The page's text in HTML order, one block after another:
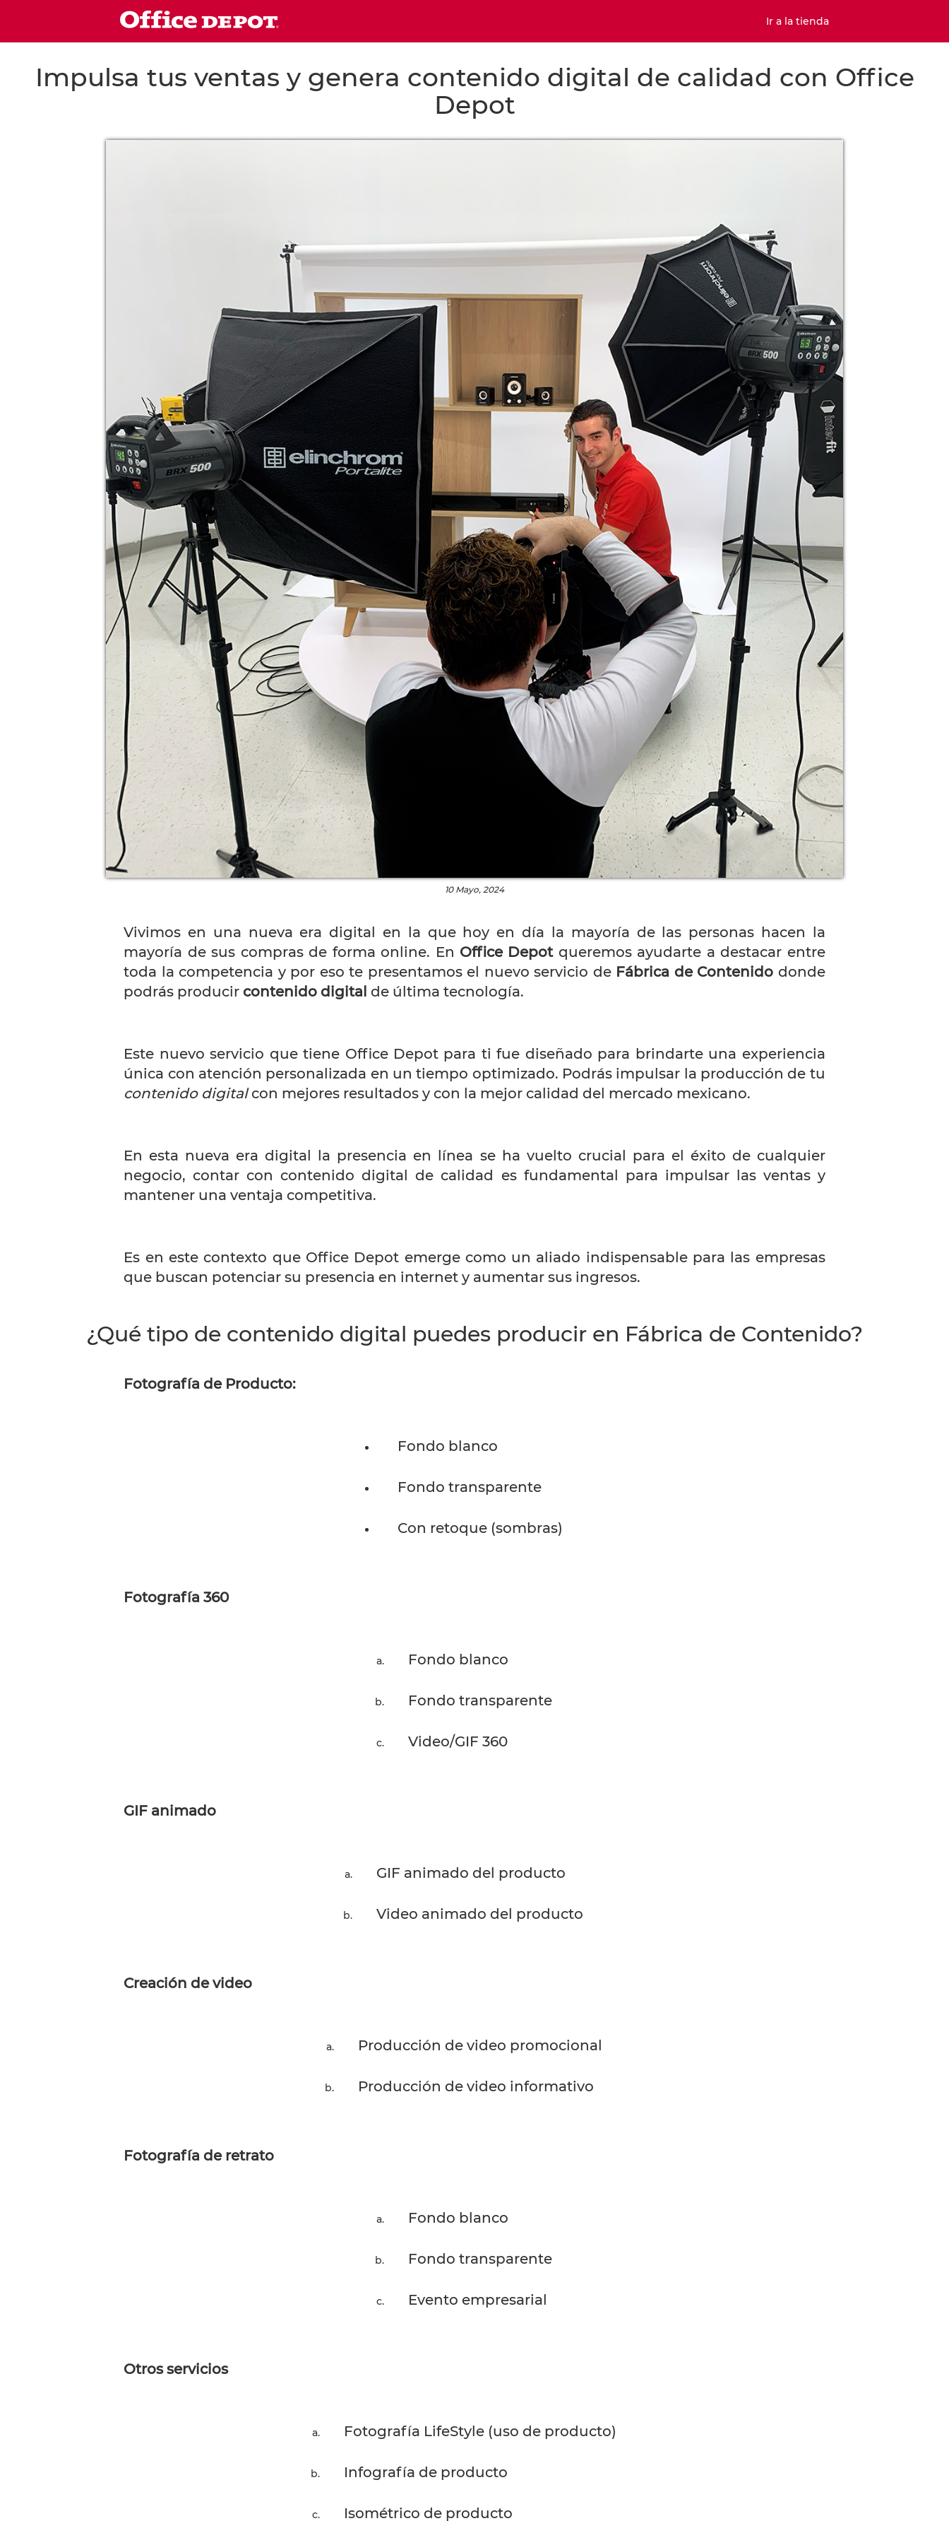
Ir a la tienda
Impulsa tus ventas y genera contenido digital de calidad con Office
Depot
10 Mayo, 2024
Vivimos en una nueva era digital en la que hoy en día la mayoría de las personas hacen la
mayoría de sus compras de forma online. En Office Depotqueremos ayudarte a destacar entre
toda la competencia y por eso te presentamos el nuevo servicio de Fábrica de Contenido donde
podrás producir contenido digital de última tecnología.
Este nuevo servicio que tiene Office Depot para ti fue diseñado para brindarte una experiencia
única con atención personalizada en un tiempo optimizado. Podrás impulsar la producción de tu
contenido digitalcon mejores resultados y con la mejor calidad del mercado mexicano.
En esta nueva era digital la presencia en línea se ha vuelto crucial para el éxito de cualquier
negocio, contar con contenido digital de calidad es fundamental para impulsar las ventas y
mantener una ventaja competitiva.
Es en este contexto que Office Depot emerge como un aliado indispensable para las empresas
que buscan potenciar su presencia en internet y aumentar sus ingresos.
¿Qué tipo de contenido digital puedes producir en Fábrica de Contenido?
Fotografía de Producto:
Fondo blanco
Fondo transparente
Con retoque (sombras)
Fotografía 360
Fondo blanco
Fondo transparente
Video/GIF 360
GIF animado
GIF animado del producto
Video animado del producto
Creación de video
Producción de video promocional
Producción de video informativo
Fotografía de retrato
Fondo blanco
Fondo transparente
Evento empresarial
Otros servicios
Fotografía LifeStyle (uso de producto)
Infografía de producto
Isométrico de producto